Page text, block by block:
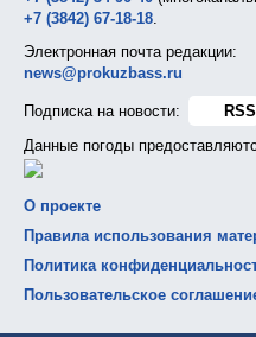
+7 (3842) 67-18-18.
Электронная почта редакции:
news@prokuzbass.ru
Подписка на новости:
RSS
Данные погоды
О проекте
Правила использования
Политика
Пользовательское